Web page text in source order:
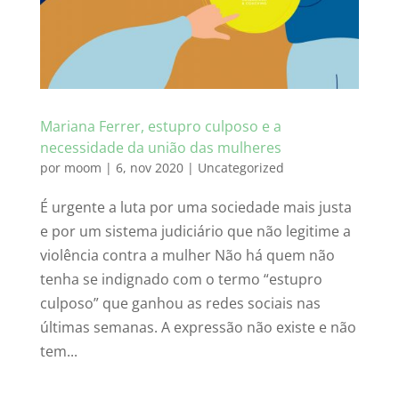
Mariana Ferrer, estupro culposo e a
necessidade da união das mulheres
por moom | 6, nov 2020| Uncategorized
É urgente a luta por uma sociedade mais justa
e por um sistema judiciário que não legitime a
violência contra a mulher Não há quem não
tenha se indignado com o termo “estupro
culposo” que ganhou as redes sociais nas
últimas semanas. A expressão não existe e não
tem...